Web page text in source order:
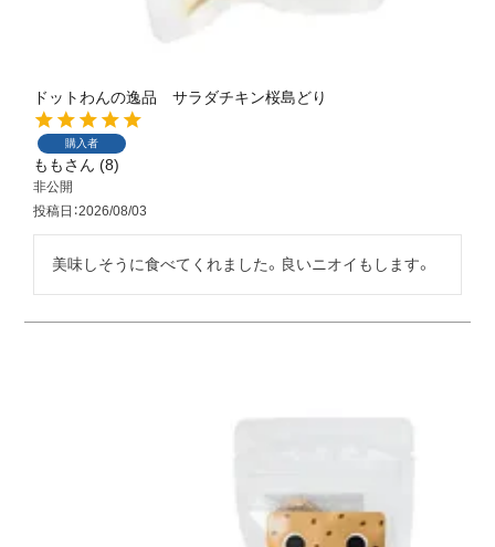
ドットわんの逸品 サラダチキン桜島どり
購入者
もも 8
非公開
投稿日 2026/08/03